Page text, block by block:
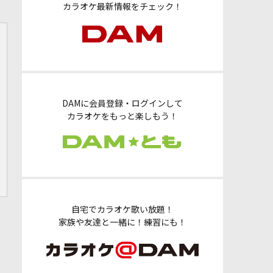
カラオケ最新情報をチェック！
DAMに会員登録・ログインして
カラオケをもっと楽しもう！
自宅でカラオケ歌い放題！
家族や友達と一緒に！練習にも！